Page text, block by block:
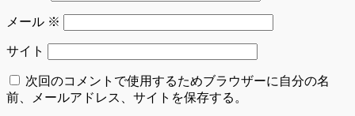
メール ※
サイト
次回のコメントで使用するためブラウザーに自分の名
前、メールアドレス、サイトを保存する。